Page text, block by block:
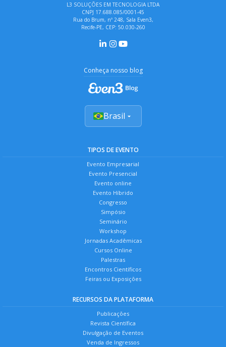
L3 SOLUÇÕES EM TECNOLOGIA LTDA
CNPJ 17.688.085/0001-45
Rua do Brum, nº 248, Sala Even3,
Recife-PE, CEP: 50.030-260
Conheça nosso blog
Brasil
TIPOS DE EVENTO
Evento Empresarial
Evento Presencial
Evento online
Evento Híbrido
Congresso
Simpósio
Seminário
Workshop
Jornadas Acadêmicas
Cursos Online
Palestras
Encontros Científicos
Feiras ou Exposições
RECURSOS DA PLATAFORMA
Publicações
Revista Científica
Divulgação de Eventos
Venda de Ingressos